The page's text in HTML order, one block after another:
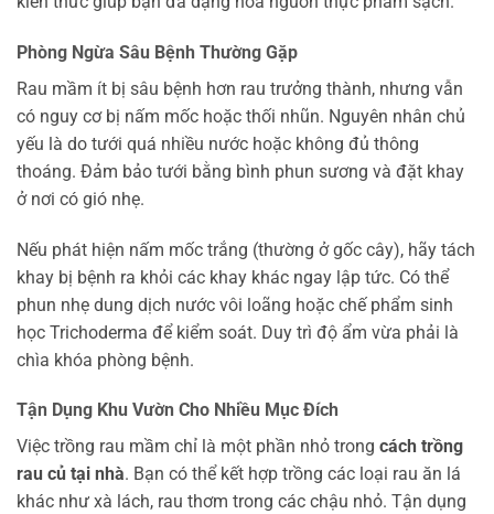
Phòng Ngừa Sâu Bệnh Thường Gặp
Rau mầm ít bị sâu bệnh hơn rau trưởng thành, nhưng vẫn
có nguy cơ bị nấm mốc hoặc thối nhũn. Nguyên nhân chủ
yếu là do tưới quá nhiều nước hoặc không đủ thông
thoáng. Đảm bảo tưới bằng bình phun sương và đặt khay
ở nơi có gió nhẹ.
Nếu phát hiện nấm mốc trắng (thường ở gốc cây), hãy tách
khay bị bệnh ra khỏi các khay khác ngay lập tức. Có thể
phun nhẹ dung dịch nước vôi loãng hoặc chế phẩm sinh
học Trichoderma để kiểm soát. Duy trì độ ẩm vừa phải là
chìa khóa phòng bệnh.
Tận Dụng Khu Vườn Cho Nhiều Mục Đích
Việc trồng rau mầm chỉ là một phần nhỏ trong cách trồng
rau củ tại nhà. Bạn có thể kết hợp trồng các loại rau ăn lá
khác như xà lách, rau thơm trong các chậu nhỏ. Tận dụng